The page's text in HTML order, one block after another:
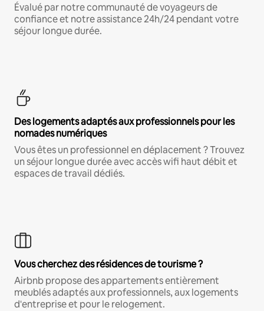
Évalué par notre communauté de voyageurs de
confiance et notre assistance 24h/24 pendant votre
séjour longue durée.
Des logements adaptés aux professionnels pour les
nomades numériques
Vous êtes un professionnel en déplacement ? Trouvez
un séjour longue durée avec accès wifi haut débit et
espaces de travail dédiés.
Vous cherchez des résidences de tourisme ?
Airbnb propose des appartements entièrement
meublés adaptés aux professionnels, aux logements
d'entreprise et pour le relogement.